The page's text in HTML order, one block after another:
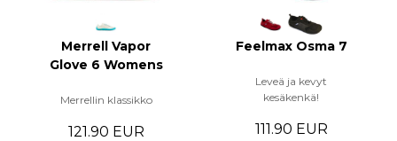
Merrell Vapor
Glove 6 Womens
Merrellin klassikko
121.90 EUR
Feelmax Osma 7
Leveä ja kevyt
kesäkenkä!
111.90 EUR